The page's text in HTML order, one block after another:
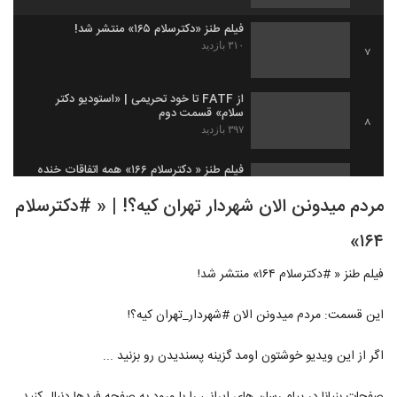
7
فیلم طنز «دکترسلام ۱۶۵» منتشر شد!
۳۱۰ بازدید
8
از FATF تا خود تحریمی | «استودیو دکتر
سلام» قسمت دوم
۳۹۷ بازدید
فیلم طنز « دکترسلام ۱۶۶» همه اتفاقات خنده
۲۸۹ بازدید
ماجرای اعتصاب کامیون داران چه بود؟ |
«استودیو دکتر سلام»
مردم میدونن الان شهردار تهران کیه؟! | « #دکترسلام
۱۶۴»
فیلم طنز « #دکترسلام ۱۶۴» منتشر شد!
این قسمت: مردم میدونن الان #شهردار_تهران کیه؟!
اگر از این ویدیو خوشتون اومد گزینه پسندیدن رو بزنید ...